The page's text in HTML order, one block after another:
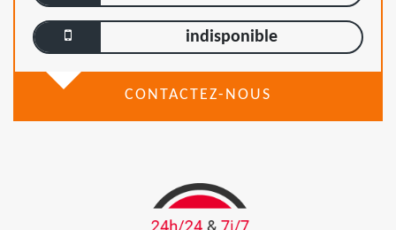
indisponible
CONTACTEZ-NOUS